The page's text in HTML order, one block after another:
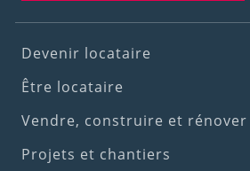
Footer
(1st
menu)
Devenir locataire
Être locataire
Vendre, construire et rénover
Projets et chantiers